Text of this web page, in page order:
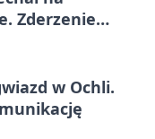
Zderzenie
w Ochli.